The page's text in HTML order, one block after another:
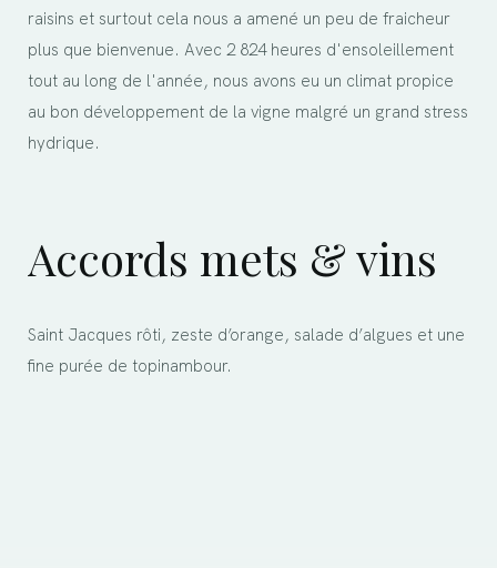
raisins et surtout cela nous a amené un peu de fraicheur
plus que bienvenue. Avec 2 824 heures d'ensoleillement
tout au long de l'année, nous avons eu un climat propice
au bon développement de la vigne malgré un grand stress
hydrique.
Accords mets & vins
Saint Jacques rôti, zeste d’orange, salade d’algues et une
fine purée de topinambour.